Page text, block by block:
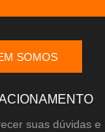
SOMOS
suas dúvidas e